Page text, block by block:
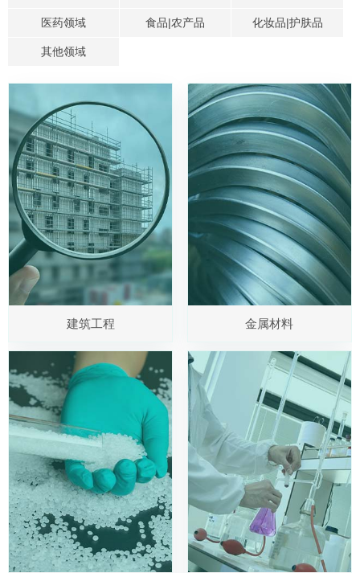
医药领域 食品|农产品 化妆品|护肤品
其他领域
建筑工程 金属材料